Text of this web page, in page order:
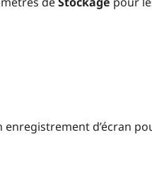
enregistrement d’écran